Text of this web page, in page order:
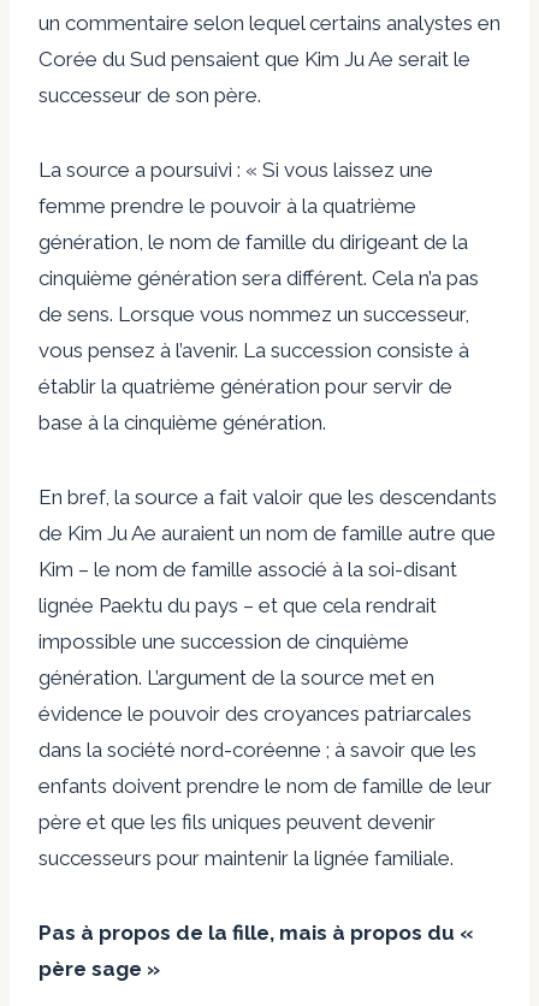
un commentaire selon lequel certains analystes en
Corée du Sud pensaient que Kim Ju Ae serait le
successeur de son père.
La source a poursuivi : « Si vous laissez une
femme prendre le pouvoir à la quatrième
génération, le nom de famille du dirigeant de la
cinquième génération sera différent. Cela n’a pas
de sens. Lorsque vous nommez un successeur,
vous pensez à l’avenir. La succession consiste à
établir la quatrième génération pour servir de
base à la cinquième génération.
En bref, la source a fait valoir que les descendants
de Kim Ju Ae auraient un nom de famille autre que
Kim – le nom de famille associé à la soi-disant
lignée Paektu du pays – et que cela rendrait
impossible une succession de cinquième
génération. L’argument de la source met en
évidence le pouvoir des croyances patriarcales
dans la société nord-coréenne ; à savoir que les
enfants doivent prendre le nom de famille de leur
père et que les fils uniques peuvent devenir
successeurs pour maintenir la lignée familiale.
Pas à propos de la fille, mais à propos du «
père sage »